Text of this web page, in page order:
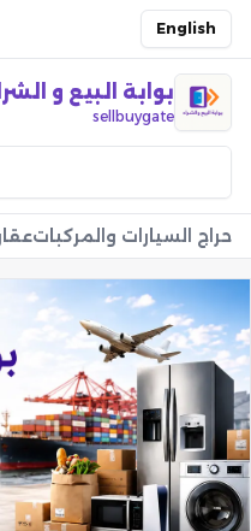
English
بوابة البيع و
sellbuygate
حراج السيارات والمركبات